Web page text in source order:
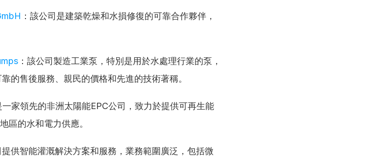
：該公司是建築乾燥和水損修復的可靠合作夥伴，
：該公司製造工業泵，特別是用於水處理行業的泵，
的售後服務、親民的價格和先進的技術著稱。
一家領先的非洲太陽能EPC公司，致力於提供可再生能
區的水和電力供應。
提供智能灌溉解決方案和服務，業務範圍廣泛，包括微